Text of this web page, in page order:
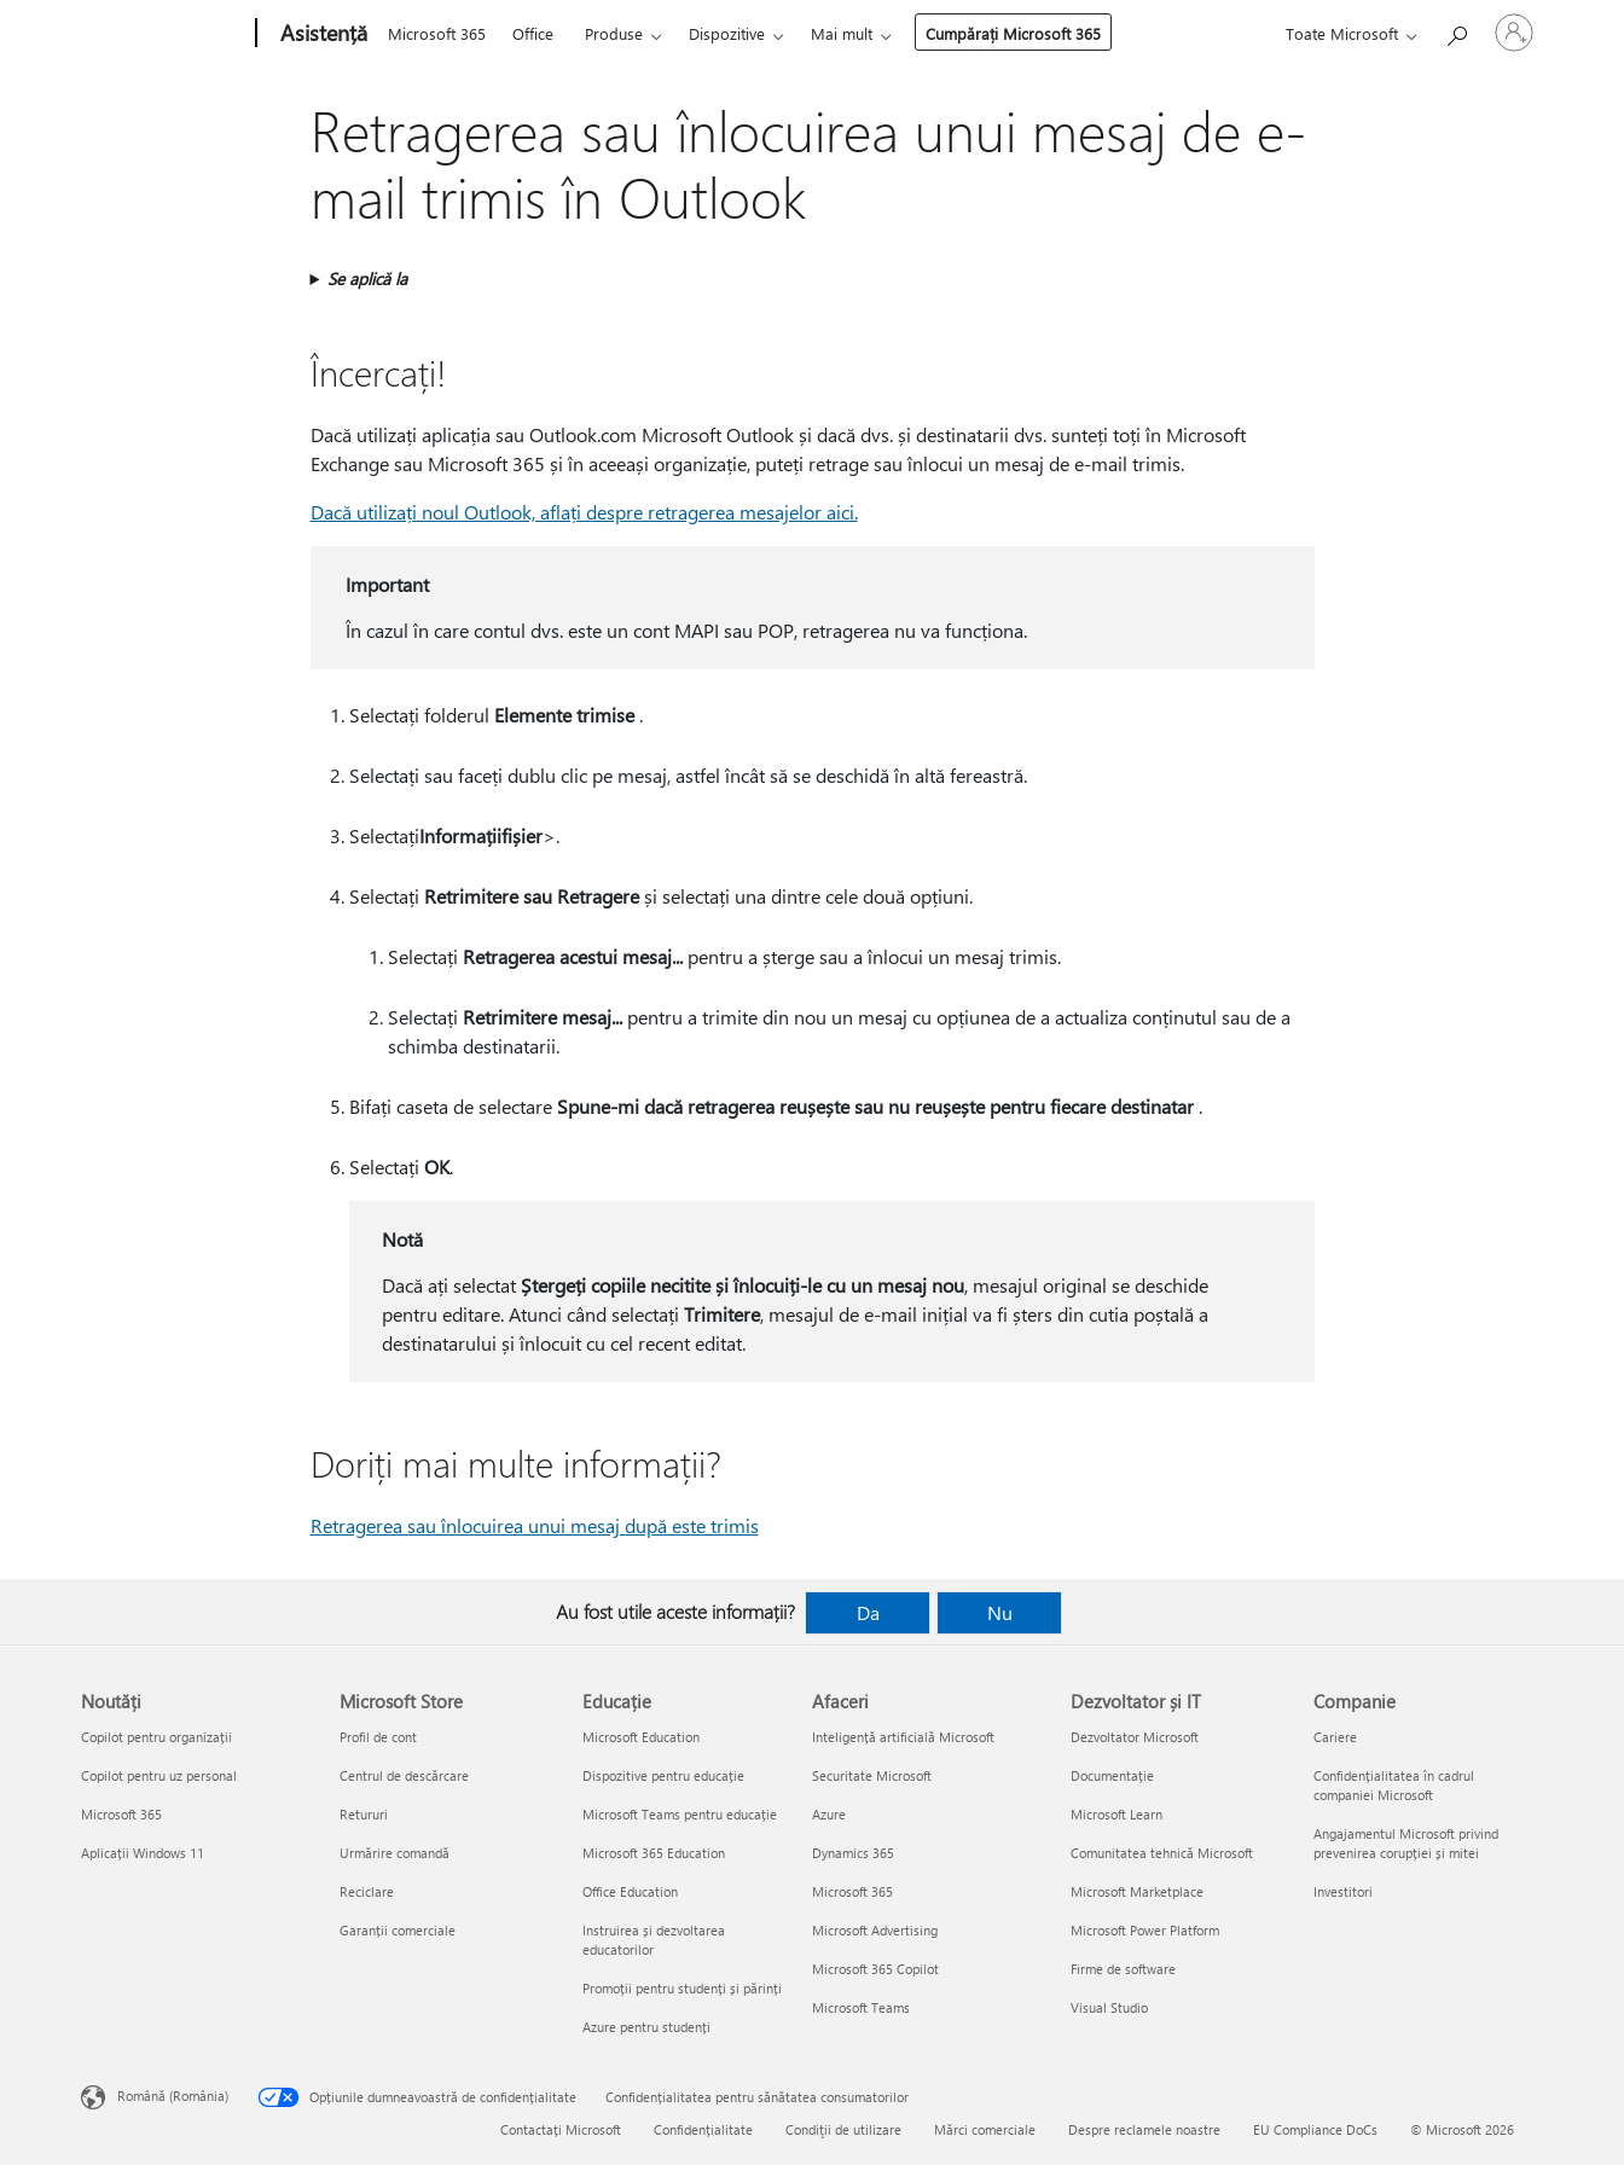
Asistență Microsoft 365 Office Produse Dispozitive Mai mult Cumpărați Microsoft 365 Toate Microsoft
Conectați-
vă
Retragerea sau înlocuirea unui mesaj de e-
mail trimis în Outlook
Se aplică la
Încercați!
Dacă utilizați aplicația sau Outlook.com Microsoft Outlook și dacă dvs. și destinatarii dvs. sunteți toți în Microsoft
Exchange sau Microsoft 365 și în aceeași organizație, puteți retrage sau înlocui un mesaj de e-mail trimis.
Dacă utilizați noul Outlook, aflați despre retragerea mesajelor aici.
Important
În cazul în care contul dvs. este un cont MAPI sau POP, retragerea nu va funcționa.
Selectați folderul Elemente trimise.
Selectați sau faceți dublu clic pe mesaj, astfel încât să se deschidă în altă fereastră.
SelectațiInformațiifișier>.
Selectați Retrimitere sau Retragereși selectați una dintre cele două opțiuni.
Selectați Retragerea acestui mesaj...pentru a șterge sau a înlocui un mesaj trimis.
Selectați Retrimitere mesaj...pentru a trimite din nou un mesaj cu opțiunea de a actualiza conținutul sau de a
schimba destinatarii.
Bifați caseta de selectare Spune-mi dacă retragerea reușește sau nu reușește pentru fiecare destinatar.
Selectați OK.
Notă
Dacă ați selectat Ștergeți copiile necitite și înlocuiți-le cu un mesaj nou, mesajul original se deschide
pentru editare. Atunci când selectațiTrimitere, mesajul de e-mail inițial va fi șters din cutia poștală a
destinatarului și înlocuit cu cel recent editat.
Doriți mai multe informații?
Retragerea sau înlocuirea unui mesaj după este trimis
Au fost utile aceste informații? Da Nu
Noutăți
Copilot pentru organizații
Copilot pentru uz personal
Microsoft 365
Aplicații Windows 11
Microsoft Store
Profil de cont
Centrul de descărcare
Retururi
Urmărire comandă
Reciclare
Garanții comerciale
Educație
Microsoft Education
Dispozitive pentru educație
Microsoft Teams pentru educație
Microsoft 365 Education
Office Education
Instruirea și dezvoltarea
educatorilor
Promoții pentru studenți și părinți
Azure pentru studenți
Afaceri
Inteligență artificială Microsoft
Securitate Microsoft
Azure
Dynamics 365
Microsoft 365
Microsoft Advertising
Microsoft 365 Copilot
Microsoft Teams
Dezvoltator și IT
Dezvoltator Microsoft
Documentație
Microsoft Learn
Comunitatea tehnică Microsoft
Microsoft Marketplace
Microsoft Power Platform
Firme de software
Visual Studio
Companie
Cariere
Confidențialitatea în cadrul
companiei Microsoft
Angajamentul Microsoft privind
prevenirea corupției și mitei
Investitori
Română (România) Opțiunile dumneavoastră de confidențialitate
Confidențialitatea pentru sănătatea consumatorilor
Contactați Microsoft
Confidențialitate Condiţii de utilizare Mărci comerciale Despre reclamele noastre EU Compliance DoCs © Microsoft 2026